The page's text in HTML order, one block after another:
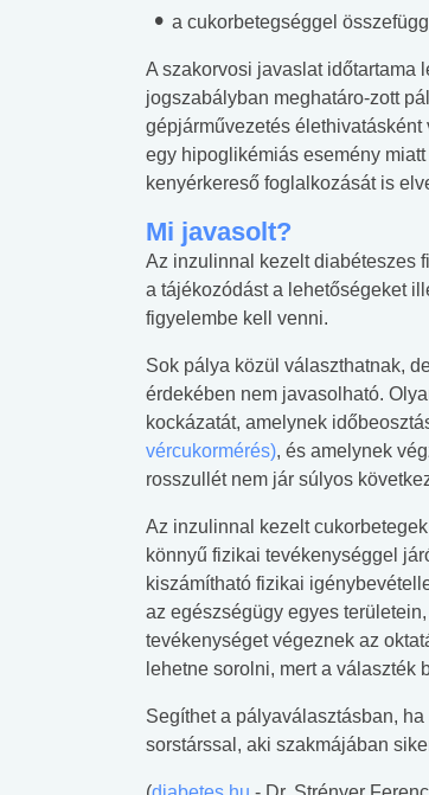
a cukorbetegséggel
A szakorvosi javaslat időtartama
jogszabályban meghatáro-zott
gépjárművezetés
egy hipoglikémiás esemény
kenyérkereső foglalkozását is
Mi javasolt?
Az inzulinnal kezelt diabéteszes
a tájékozódást a lehetőségeket
figyelembe kell venni.
Sok pálya közül választhatnak,
érdekében nem javasolható.
kockázatát, amelynek
vércukormérés), és amelynek
rosszullét nem jár súlyos
Az inzulinnal kezelt
könnyű fizikai tevékenységgel
kiszámítható fizikai
az egészségügy egyes
tevékenységet végeznek az
lehetne sorolni, mert a választék
Segíthet a pályaválasztásban,
sorstárssal, aki szakmájában